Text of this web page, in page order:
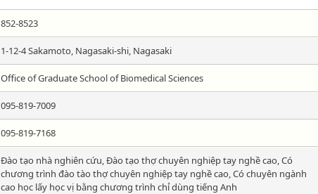
852-8523
1-12-4 Sakamoto, Nagasaki-shi, Nagasaki
Office of Graduate School of Biomedical Sciences
095-819-7009
095-819-7168
Đào tạo nhà nghiên cứu, Đào tạo thợ chuyên nghiệp tay nghề cao, Có
chương trình đào tào thợ chuyên nghiệp tay nghề cao, Có chuyên ngành
cao học lấy học vị bằng chương trình chỉ dùng tiếng Anh